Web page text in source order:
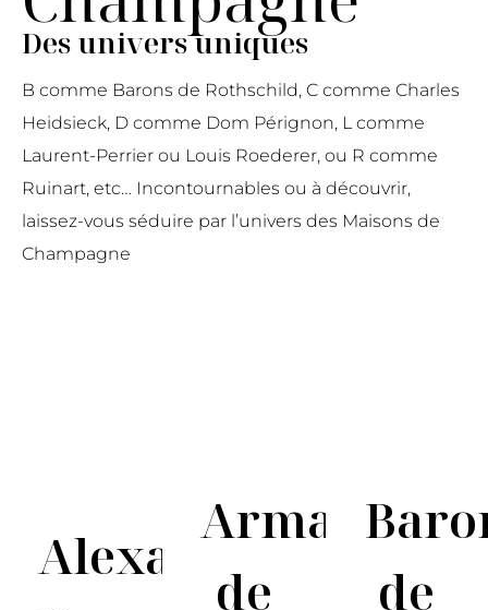
Des univers uniques
B comme Barons de Rothschild, C comme Charles
Heidsieck, D comme Dom Pérignon, L comme
Laurent-Perrier ou Louis Roederer, ou R comme
Ruinart, etc… Incontournables ou à découvrir,
laissez-vous séduire par l’univers des Maisons de
Champagne
Alexandre
Armand
de
de